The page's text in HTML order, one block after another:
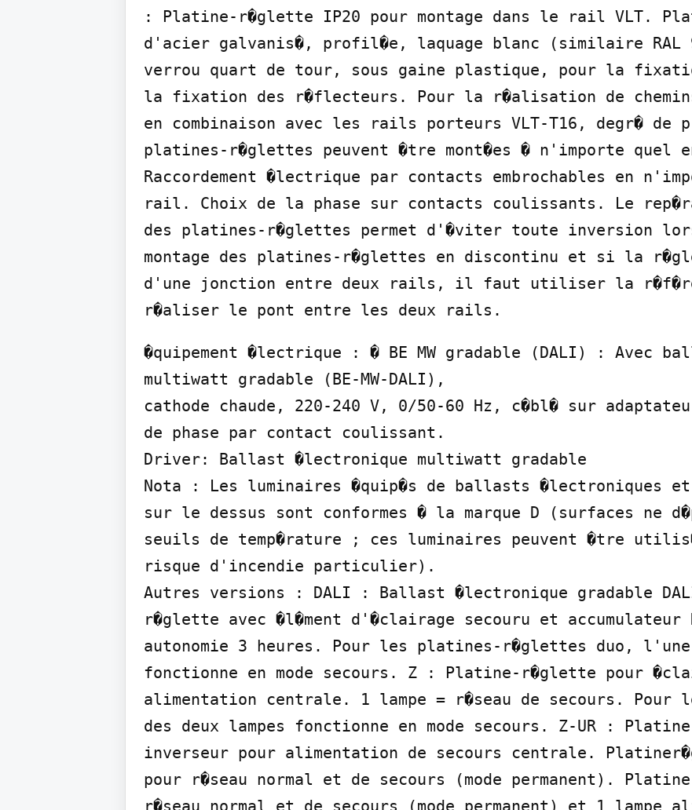
: Platine-r�glette IP20 pour montage dans le rail VLT.
d'acier galvanis�, profil�e, laquage blanc (similaire RAL
verrou quart de tour, sous gaine plastique, pour la
la fixation des r�flecteurs. Pour la r�alisation de chemins
en combinaison avec les rails porteurs VLT-T16, degr� de
platines-r�glettes peuvent �tre mont�es � n'importe quel
Raccordement �lectrique par contacts embrochables en
rail. Choix de la phase sur contacts coulissants. Le
des platines-r�glettes permet d'�viter toute inversion lors
montage des platines-r�glettes en discontinu et si la
d'une jonction entre deux rails, il faut utiliser la
r�aliser le pont entre les deux rails.
�quipement �lectrique : � BE MW gradable (DALI) : Avec
multiwatt gradable (BE-MW-DALI),
cathode chaude, 220-240 V, 0/50-60 Hz, c�bl� sur
de phase par contact coulissant.
Driver: Ballast �lectronique multiwatt gradable
Nota : Les luminaires �quip�s de ballasts �lectroniques
sur le dessus sont conformes � la marque D (surfaces ne
seuils de temp�rature ; ces luminaires peuvent �tre
risque d'incendie particulier).
Autres versions : DALI : Ballast �lectronique gradable
r�glette avec �l�ment d'�clairage secouru et accumulateur
autonomie 3 heures. Pour les platines-r�glettes duo, l'une
fonctionne en mode secours. Z : Platine-r�glette pour
alimentation centrale. 1 lampe = r�seau de secours. Pour
des deux lampes fonctionne en mode secours. Z-UR :
inverseur pour alimentation de secours centrale.
pour r�seau normal et de secours (mode permanent).
r�seau normal et de secours (mode permanent) et 1 lampe